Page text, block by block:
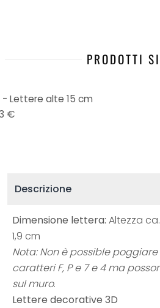
PRODOTTI
- Lettere alte 15 cm
€
Descrizione
Dimensione lettera: Altezza
1,9 cm
Nota: Non è possible
caratteri F, P e 7 e 4 ma
sul muro.
Lettere decorative 3D